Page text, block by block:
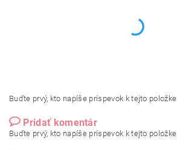
Buďte prvý, kto napíše príspevok k tejto položke.
Pridať komentár
Buďte prvý, kto napíše príspevok k tejto položke.